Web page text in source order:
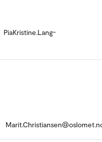
PiaKristine.Lang-